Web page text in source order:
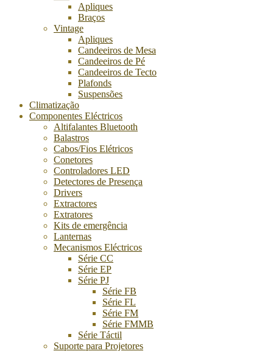
Apliques
Braços
Vintage
Apliques
Candeeiros de Mesa
Candeeiros de Pé
Candeeiros de Tecto
Plafonds
Suspensões
Climatização
Componentes Eléctricos
Altifalantes Bluetooth
Balastros
Cabos/Fios Elétricos
Conetores
Controladores LED
Detectores de Presença
Drivers
Extractores
Extratores
Kits de emergência
Lanternas
Mecanismos Eléctricos
Série CC
Série EP
Série PJ
Série FB
Série FL
Série FM
Série FMMB
Série Táctil
Suporte para Projetores